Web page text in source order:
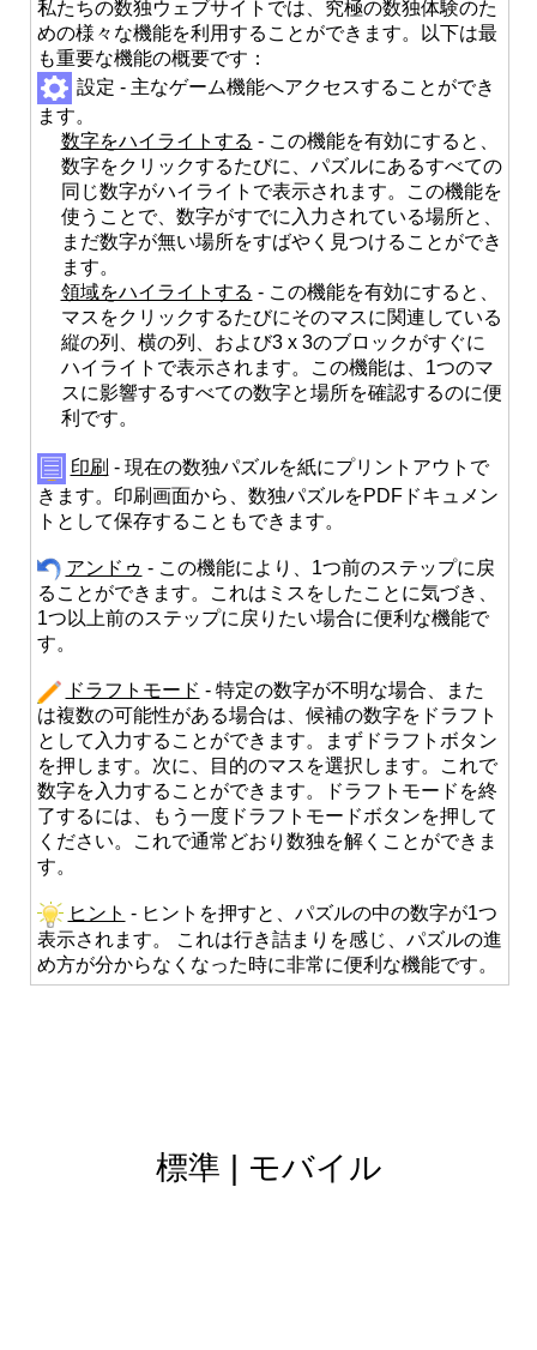
私たちの数独ウェブサイトでは、究極の数独体験のた
めの様々な機能を利用することができます。以下は最
も重要な機能の概要です：
設定 - 主なゲーム機能へアクセスすることができ
ます。
数字をハイライトする - この機能を有効にすると、
数字をクリックするたびに、パズルにあるすべての
同じ数字がハイライトで表示されます。この機能を
使うことで、数字がすでに入力されている場所と、
まだ数字が無い場所をすばやく見つけることができ
ます。
領域をハイライトする - この機能を有効にすると、
マスをクリックするたびにそのマスに関連している
縦の列、横の列、および3 x 3のブロックがすぐに
ハイライトで表示されます。この機能は、1つのマ
スに影響するすべての数字と場所を確認するのに便
利です。
印刷 - 現在の数独パズルを紙にプリントアウトで
きます。印刷画面から、数独パズルをPDFドキュメン
トとして保存することもできます。
アンドゥ - この機能により、1つ前のステップに戻
ることができます。これはミスをしたことに気づき、
1つ以上前のステップに戻りたい場合に便利な機能で
す。
ドラフトモード - 特定の数字が不明な場合、また
は複数の可能性がある場合は、候補の数字をドラフト
として入力することができます。まずドラフトボタン
を押します。次に、目的のマスを選択します。これで
数字を入力することができます。ドラフトモードを終
了するには、もう一度ドラフトモードボタンを押して
ください。これで通常どおり数独を解くことができま
す。
ヒント - ヒントを押すと、パズルの中の数字が1つ
表示されます。 これは行き詰まりを感じ、パズルの進
め方が分からなくなった時に非常に便利な機能です。
標準 モバイル